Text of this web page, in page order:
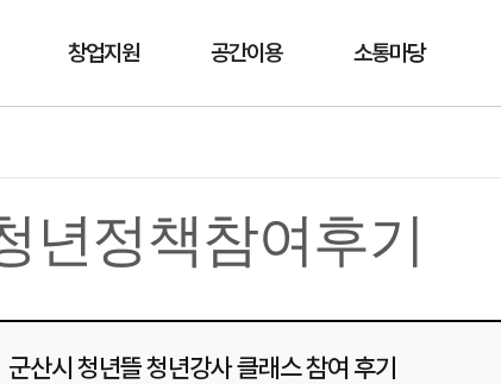
창업지원 공간이용 소통마당
년정책참여후기
군산시 청년뜰 청년강사 클래스 참여 후기